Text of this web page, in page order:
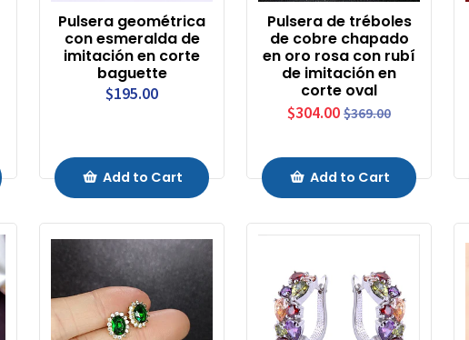
Pulsera geométrica
con esmeralda de
imitación en corte
baguette
$195.00
Add to Cart
Pulsera de tréboles
de cobre chapado
en oro rosa con rubí
de imitación en
corte oval
$304.00 $369.00
Add to Cart